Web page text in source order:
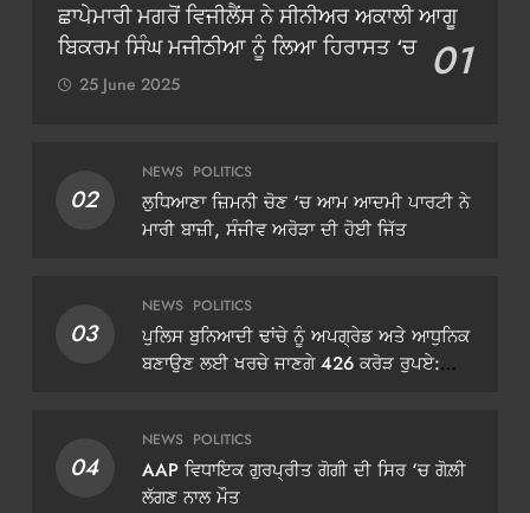
ਛਾਪੇਮਾਰੀ ਮਗਰੋਂ ਵਿਜੀਲੈਂਸ ਨੇ ਸੀਨੀਅਰ ਅਕਾਲੀ ਆਗੂ
ਬਿਕਰਮ ਸਿੰਘ ਮਜੀਠੀਆ ਨੂੰ ਲਿਆ ਹਿਰਾਸਤ ‘ਚ 01
25 June 2025
02
NEWS POLITICS
ਲੁਧਿਆਣਾ ਜ਼ਿਮਨੀ ਚੋਣ ‘ਚ ਆਮ ਆਦਮੀ ਪਾਰਟੀ ਨੇ
ਮਾਰੀ ਬਾਜ਼ੀ, ਸੰਜੀਵ ਅਰੋੜਾ ਦੀ ਹੋਈ ਜਿੱਤ
03
NEWS POLITICS
ਪੁਲਿਸ ਬੁਨਿਆਦੀ ਢਾਂਚੇ ਨੂੰ ਅਪਗ੍ਰੇਡ ਅਤੇ ਆਧੁਨਿਕ
ਬਣਾਉਣ ਲਈ ਖਰਚੇ ਜਾਣਗੇ 426 ਕਰੋੜ ਰੁਪਏ:
04
NEWS POLITICS
AAP ਵਿਧਾਇਕ ਗੁਰਪ੍ਰੀਤ ਗੋਗੀ ਦੀ ਸਿਰ ‘ਚ ਗੋਲ਼ੀ
ਲੱਗਣ ਨਾਲ ਮੌਤ